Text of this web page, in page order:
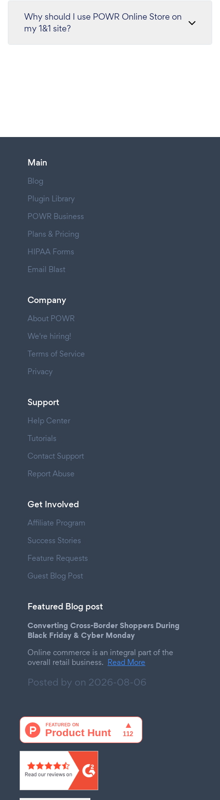
Why should I use POWR Online Store on
my 1&1 site?
Main
Blog
Plugin Library
POWR Business
Plans & Pricing
HIPAA Forms
Email Blast
Company
About POWR
We're hiring!
Terms of Service
Privacy
Support
Help Center
Tutorials
Contact Support
Report Abuse
Get Involved
Affiliate Program
Success Stories
Feature Requests
Guest Blog Post
Featured Blog post
Converting Cross-Border Shoppers During
Black Friday & Cyber Monday
Online commerce is an integral part of the
overall retail business. Read More
Posted by on 2026-08-06